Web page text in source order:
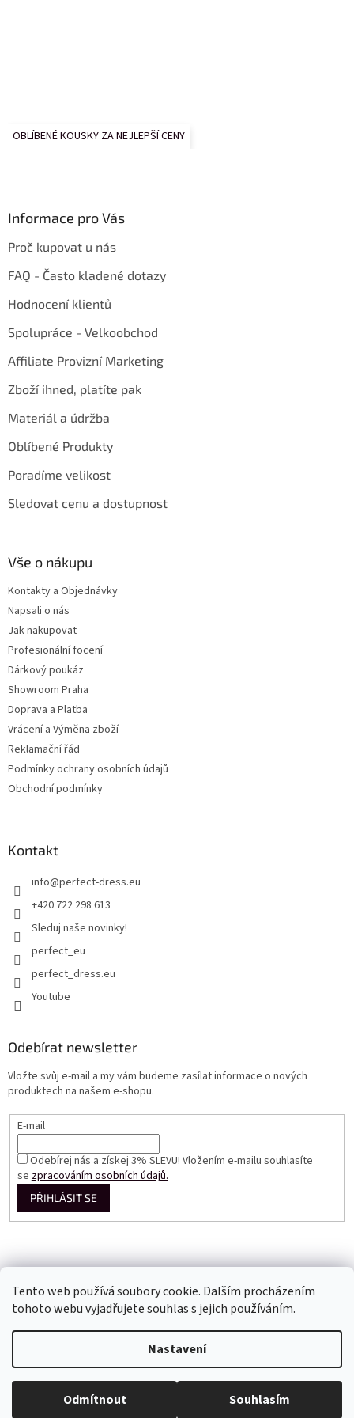
Tento web používá soubory cookie. Dalším procházením
tohoto webu vyjadřujete souhlas s jejich používáním.
Nastavení
Odmítnout Souhlasím
OBLÍBENÉ KOUSKY ZA NEJLEPŠÍ CENY
Informace pro Vás
Proč kupovat u nás
FAQ - Často kladené dotazy
Hodnocení klientů
Spolupráce - Velkoobchod
Affiliate Provizní Marketing
Zboží ihned, platíte pak
Materiál a údržba
Oblíbené Produkty
Poradíme velikost
Sledovat cenu a dostupnost
Vše o nákupu
Kontakty a Objednávky
Napsali o nás
Jak nakupovat
Profesionální focení
Dárkový poukáz
Showroom Praha
Doprava a Platba
Vrácení a Výměna zboží
Reklamační řád
Podmínky ochrany osobních údajů
Obchodní podmínky
Kontakt
info@perfect-dress.eu
+420 722 298 613
Sleduj naše novinky!
perfect_eu
perfect_dress.eu
Youtube
Odebírat newsletter
Vložte svůj e-mail a my vám budeme zasílat informace o nových
produktech na našem e-shopu.
E-mail
Odebírej nás a získej 3% SLEVU! Vložením e-mailu souhlasíte
sezpracováním osobních údajů.
PŘIHLÁSIT SE
Copyright 2026Perfect Dress EU. Všechna práva vyhrazena.
Upravit nastavení cookies